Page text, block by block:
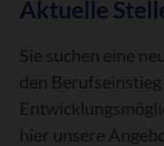
Aktuelle
Sie suchen eine
den
hier unsere